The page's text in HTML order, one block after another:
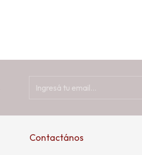
Contactános